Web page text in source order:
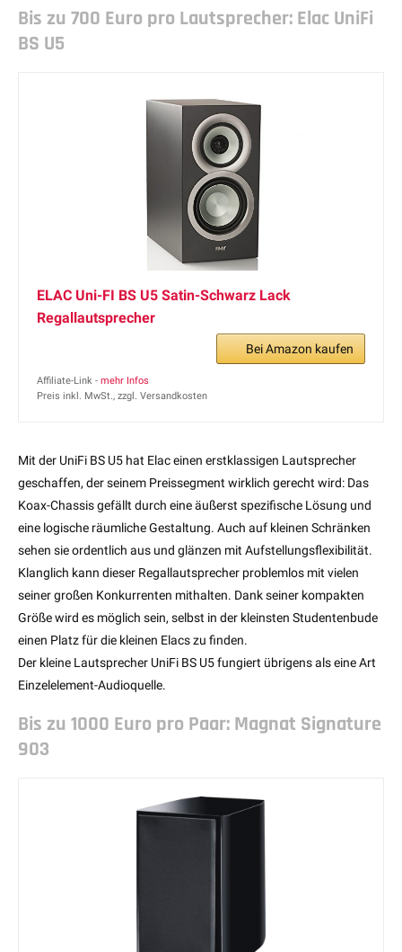
Bis zu 700 Euro pro Lautsprecher: Elac UniFi
BS U5
ELAC Uni-FI BS U5 Satin-Schwarz Lack
Regallautsprecher
Bei Amazon kaufen
Affiliate-Link - mehr Infos
Preis inkl. MwSt., zzgl. Versandkosten
Mit der UniFi BS U5 hat Elac einen erstklassigen Lautsprecher
geschaffen, der seinem Preissegment wirklich gerecht wird: Das
Koax-Chassis gefällt durch eine äußerst spezifische Lösung und
eine logische räumliche Gestaltung. Auch auf kleinen Schränken
sehen sie ordentlich aus und glänzen mit Aufstellungsflexibilität.
Klanglich kann dieser Regallautsprecher problemlos mit vielen
seiner großen Konkurrenten mithalten. Dank seiner kompakten
Größe wird es möglich sein, selbst in der kleinsten Studentenbude
einen Platz für die kleinen Elacs zu finden.
Der kleine Lautsprecher UniFi BS U5 fungiert übrigens als eine Art
Einzelelement-Audioquelle.
Bis zu 1000 Euro pro Paar: Magnat Signature
903